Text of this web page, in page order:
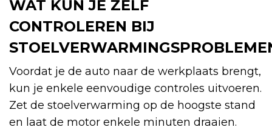
WAT KUN JE ZELF
CONTROLEREN BIJ
Voordat je de auto naar de werkplaats brengt,
kun je enkele eenvoudige controles uitvoeren.
Zet de stoelverwarming op de hoogste stand
en laat de motor enkele minuten draaien.